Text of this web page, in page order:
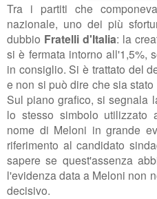
Tra i partiti che
nazionale, uno dei più
dubbio Fratelli d'Italia: la
si è fermata intorno all'1,5%,
in consiglio. Si è trattato del
e non si può dire che sia
Sul piano grafico, si segnala
lo stesso simbolo
nome di Meloni in grande
riferimento al candidato
sapere se quest'assenza
l'evidenza data a Meloni non
decisivo.